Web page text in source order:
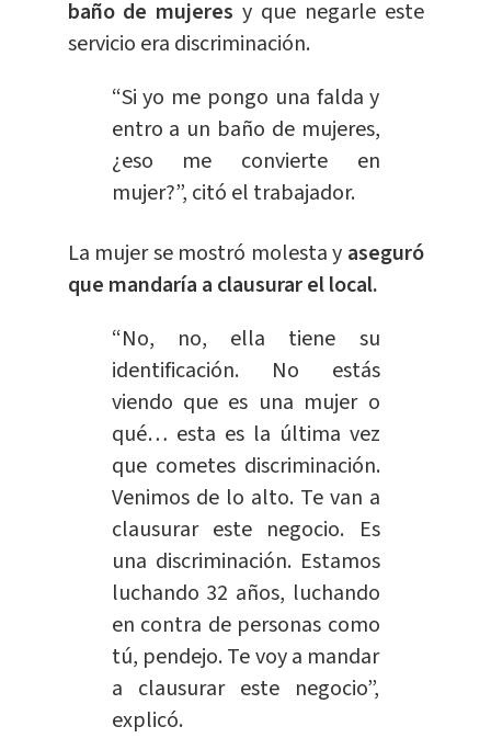
baño de mujeres y que negarle este
servicio era discriminación.
“Si yo me pongo una falda y
entro a un baño de mujeres,
¿eso me convierte en
mujer?”, citó el trabajador.
La mujer se mostró molesta y aseguró
que mandaría a clausurar el local.
“No, no, ella tiene su
identificación. No estás
viendo que es una mujer o
qué… esta es la última vez
que cometes discriminación.
Venimos de lo alto. Te van a
clausurar este negocio. Es
una discriminación. Estamos
luchando 32 años, luchando
en contra de personas como
tú, pendejo. Te voy a mandar
a clausurar este negocio”,
explicó.